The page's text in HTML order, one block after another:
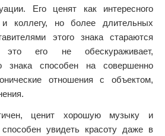
Его ценят как интересного
и коллегу, но более длительных
этого знака стараются
это его не обескураживает,
знака способен на совершенно
отношения с объектом,
ценит хорошую музыку и
увидеть красоту даже в